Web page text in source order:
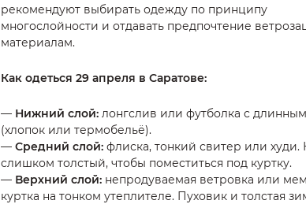
рекомендуют выбирать одежду по принципу
многослойности и отдавать предпочтение
материалам.
Как одеться 29 апреля в Саратове:
— Нижний слой: лонгслив или футболка с
(хлопок или термобельё).
— Средний слой: флиска, тонкий свитер или худи.
слишком толстый, чтобы поместиться под куртку.
— Верхний слой: непродуваемая ветровка или
куртка на тонком утеплителе. Пуховик и толстая